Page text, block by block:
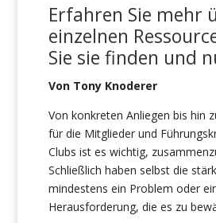
Erfahren Sie mehr
einzelnen
Sie sie finden und
Von Tony Knoderer
Von konkreten Anliegen bis hin
für die Mitglieder und
Clubs ist es wichtig,
Schließlich haben selbst die
mindestens ein Problem oder
Herausforderung, die es zu